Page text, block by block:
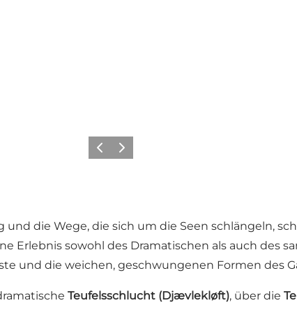
ZurückWeiter
die Wege, die sich um die Seen schlängeln,
Erlebnis sowohl des Dramatischen als auch des
und die weichen, geschwungenen Formen des
Teufelsschlucht (Djævlekløft), über die